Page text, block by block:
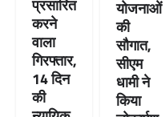
प्रसारित
करने
वाला
गिरफ्तार,
14 दिन
की
योजनाओं
की
सौगात,
सीएम
धामी ने
किया